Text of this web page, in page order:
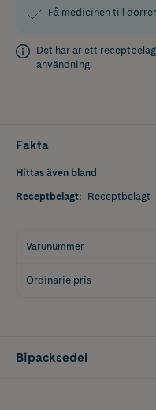
Få medicinen till
Det här är ett
användning.
Fakta
Hittas även bland
Receptbelagt: Receptbelagt
Varunummer
Ordinarie pris
Bipacksedel